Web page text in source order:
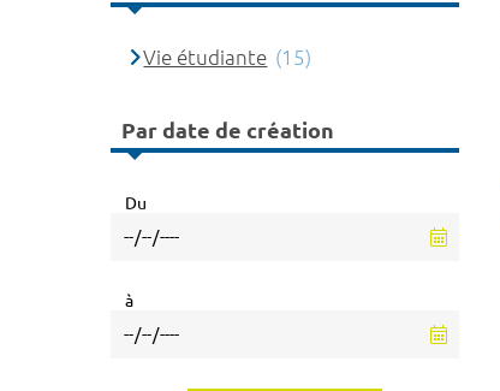
Vie étudiante (15)
Par date de création
Du
à